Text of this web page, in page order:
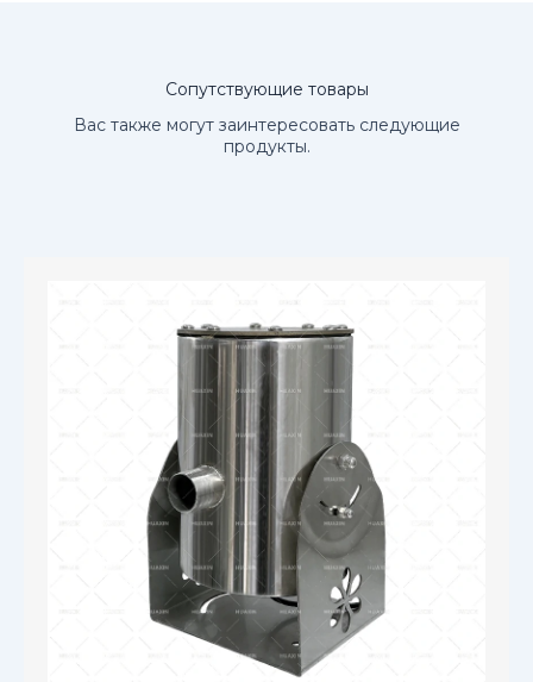
Сопутствующие товары
Вас также могут заинтересовать следующие
продукты.